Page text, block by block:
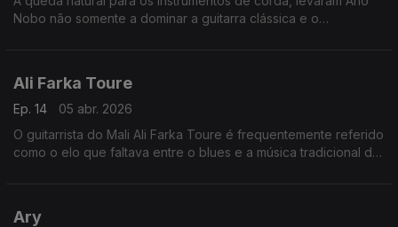
Nobo não somente a dominar a guitarra clássica e o
Ali Farka Toure
Ep. 14
05 abr. 2026
O guitarrista do Mali Ali Farka Toure é frequentemente referido
como o elo que faltava entre o blues e a música tradicional da
Ary